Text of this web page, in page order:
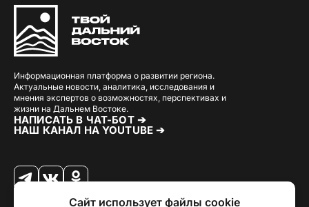
Информационная платформа о развитии региона.
Актуальные новости, аналитика, исследования и
мнения экспертов о возможностях, перспективах и
жизни на Дальнем Востоке.
НАПИСАТЬ В ЧАТ-БОТ ➔
НАШ КАНАЛ НА YOUTUBE ➔
Сайт использует файлы cookie